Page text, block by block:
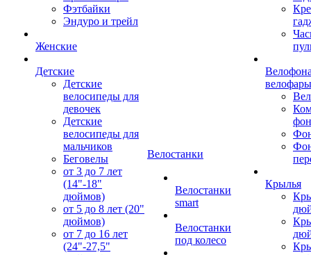
Фэтбайки
Эндуро и трейл
Женские
Детские
Детские
велосипеды для
девочек
Детские
велосипеды для
мальчиков
Беговелы
от 3 до 7 лет
(14"-18"
дюймов)
от 5 до 8 лет (20"
дюймов)
от 7 до 16 лет
(24"-27,5"
Велостанки
Велостанки
smart
Велостанки
под колесо
велофары
Крылья